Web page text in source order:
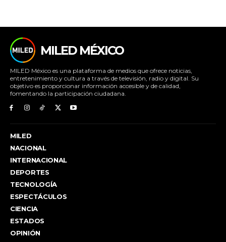
MILED MÉXICO
MILED México es una plataforma de medios que ofrece noticias,
entretenimiento y cultura a través de televisión, radio y digital. Su
objetivo es proporcionar información accesible y de calidad,
fomentando la participación ciudadana.
MILED
NACIONAL
INTERNACIONAL
DEPORTES
TECNOLOGÍA
ESPECTÁCULOS
CIENCIA
ESTADOS
OPINIÓN